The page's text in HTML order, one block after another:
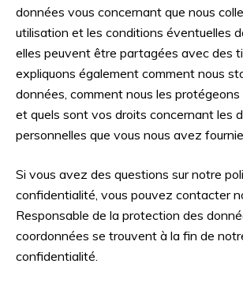
données vous concernant que nous
utilisation et les conditions éventuelles
elles peuvent être partagées avec des
expliquons également comment nous
données, comment nous les
et quels sont vos droits concernant les
personnelles que vous nous avez
Si vous avez des questions sur notre
confidentialité, vous pouvez contacter
Responsable de la protection des
coordonnées se trouvent à la fin de
confidentialité.